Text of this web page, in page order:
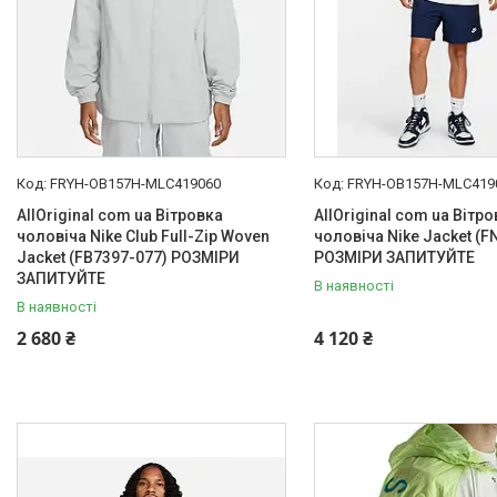
FRYH-OB157H-MLC419060
AllOriginal com ua Вітровка
чоловіча Nike Club Full-Zip Woven
Jacket (FB7397-077) РОЗМІРИ
ЗАПИТУЙТЕ
В наявності
2 680 ₴
FRYH-OB157H-
AllOriginal com ua
чоловіча Nike Jacket
РОЗМІРИ ЗАПИТУЙТЕ
В наявності
4 120 ₴